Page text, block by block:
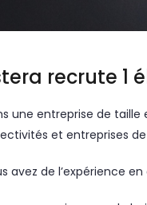
recrute
une entreprise de
et entreprises
avez de l’expérience